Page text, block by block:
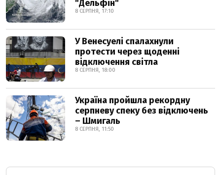
"Дельфін"
8 СЕРПНЯ, 17:10
У Венесуелі спалахнули
протести через щоденні
відключення світла
8 СЕРПНЯ, 18:00
Україна пройшла рекордну
серпневу спеку без відключень
– Шмигаль
8 СЕРПНЯ, 11:50